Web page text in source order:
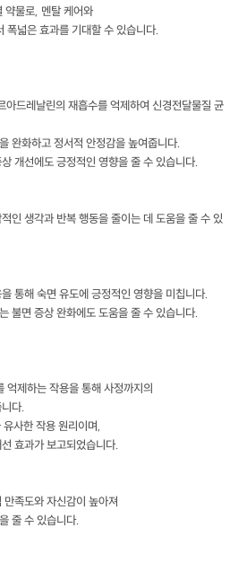
물로, 멘탈 케어와
폭넓은 효과를 기대할 수 있습니다.
아드레날린의 재흡수를 억제하여 신경전달물질 균
완화하고 정서적 안정감을 높여줍니다.
개선에도 긍정적인 영향을 줄 수 있습니다.
인 생각과 반복 행동을 줄이는 데 도움을 줄 수 있
통해 숙면 유도에 긍정적인 영향을 미칩니다.
불면 증상 완화에도 도움을 줄 수 있습니다.
제하는 작용을 통해 사정까지의
다.
사한 작용 원리이며,
효과가 보고되었습니다.
족도와 자신감이 높아져
줄 수 있습니다.